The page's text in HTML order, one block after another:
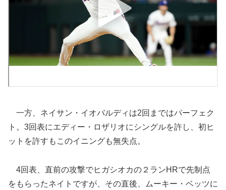
一方、ネイサン・イオバルディは2回まではパーフェク
ト。3回表にエディー・ロザリオにシングルを許し、初ヒ
ットを許すもこのイニングも無失点。
4回表、直前の攻撃でヒガシオカの２ランHRで先制点
をもらったネイトですが、その直後、ムーキー・ベッツに